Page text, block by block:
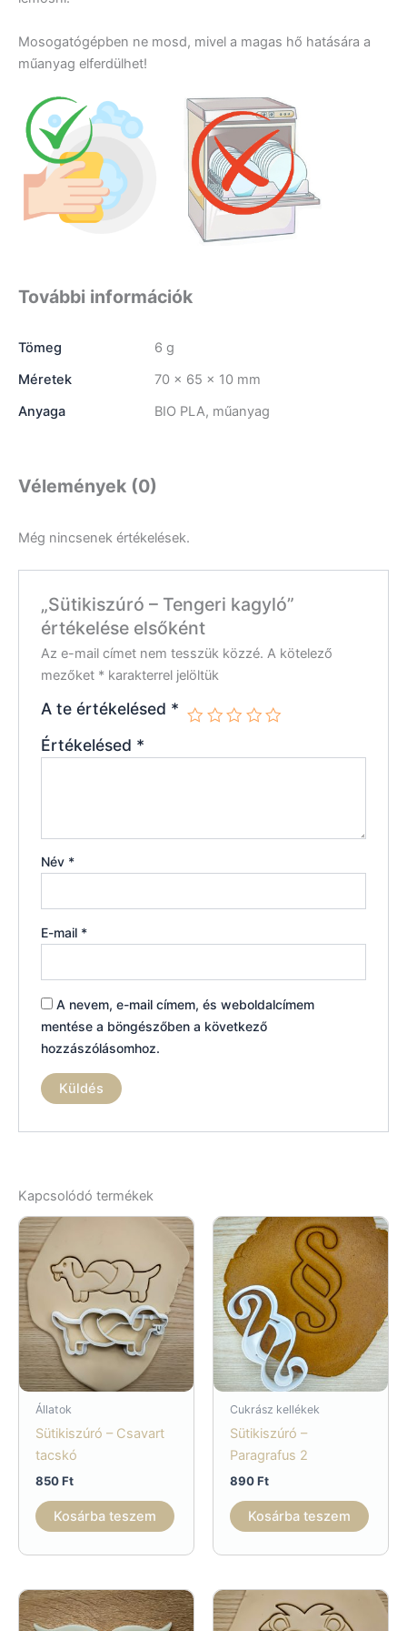
Mosogatógépben ne mosd, mivel a magas hő hatására a
műanyag elferdülhet!
További információk
Tömeg
6 g
Méretek
70 × 65 × 10 mm
Anyaga
BIO PLA, műanyag
Vélemények (0)
Még nincsenek értékelések.
„Sütikiszúró – Tengeri kagyló”
értékelése elsőként
Az e-mail címet nem tesszük közzé. A kötelező
mezőket * karakterrel jelöltük
A te értékelésed *
Értékelésed *
Név *
E-mail *
A nevem, e-mail címem, és weboldalcímem
mentése a böngészőben a következő
hozzászólásomhoz.
Kapcsolódó termékek
Állatok
Sütikiszúró – Csavart
tacskó
850Ft
Kosárba teszem
Cukrász kellékek
Sütikiszúró –
Paragrafus 2
890Ft
Kosárba teszem